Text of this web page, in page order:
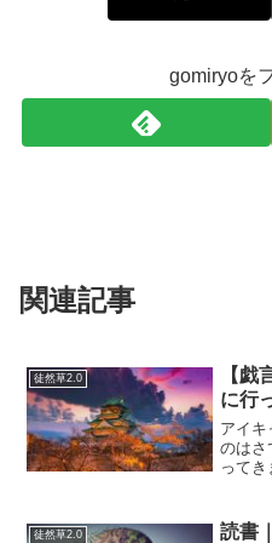
gomiryoを
関連記事
徒然草2.0
【
に行
アイ
のはさ
ってき
３．鶴
徒然草2.0 読書